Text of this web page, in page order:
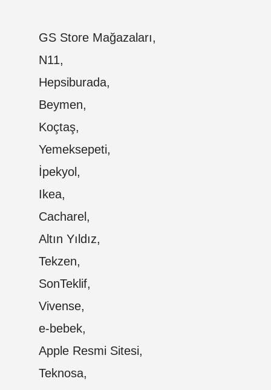
GS Store Mağazaları,
N11,
Hepsiburada,
Beymen,
Koçtaş,
Yemeksepeti,
İpekyol,
Ikea,
Cacharel,
Altın Yıldız,
Tekzen,
SonTeklif,
Vivense,
e-bebek,
Apple Resmi Sitesi,
Teknosa,